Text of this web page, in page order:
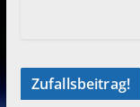
Zufallsbeitrag!